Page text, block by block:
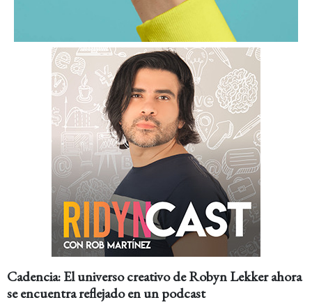
Cadencia: El universo creativo de Robyn Lekker ahora
se encuentra reflejado en un podcast